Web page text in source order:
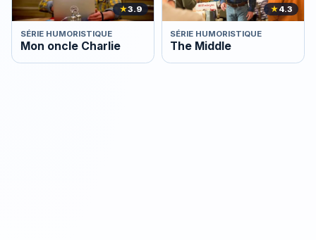
★3.9
SÉRIE HUMORISTIQUE
Mon oncle Charlie
★4.3
SÉRIE HUMORISTIQUE
The Middle